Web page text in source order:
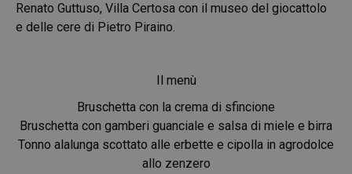
Renato Guttuso, Villa Certosa con il museo del giocattolo
e delle cere di Pietro Piraino.
Il menù
Bruschetta con la crema di sfincione
Bruschetta con gamberi guanciale e salsa di miele e birra
Tonno alalunga scottato alle erbette e cipolla in agrodolce
allo zenzero